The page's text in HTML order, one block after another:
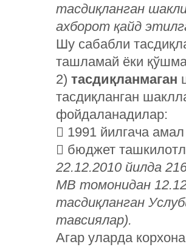
тасдиқланган
ахборот қайд
Шу сабабли
ташламай ёки
2) тасдиқланмаган
тасдиқланган
фойдаланадилар:
 1991 йилгача
 бюджет
22.12.2010 йилда
МВ томонидан
тасдиқланган
тавсиялар).
Агар уларда